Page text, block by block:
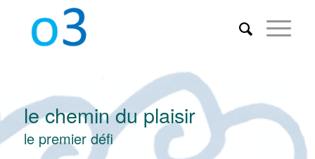
le chemin du plaisir
le premier défi